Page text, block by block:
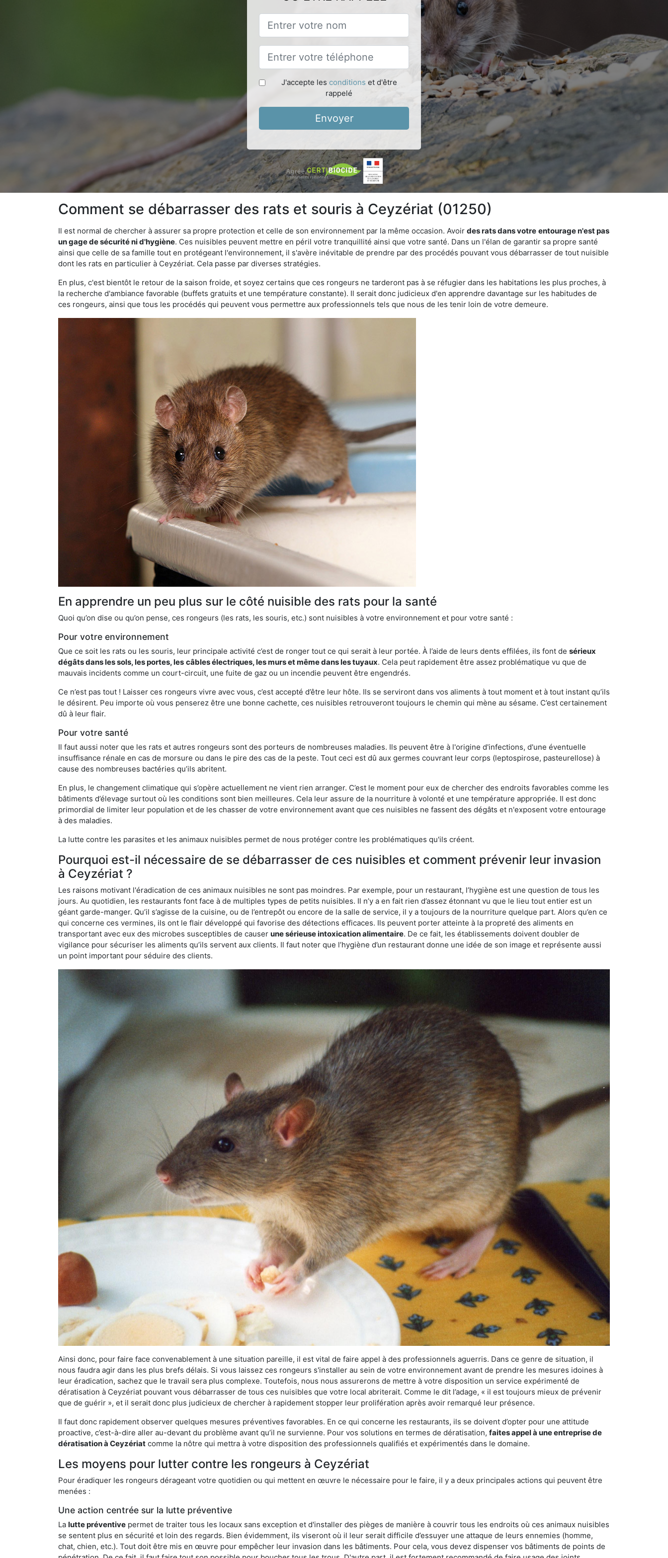
J'accepte les conditions et d'être
rappelé
Envoyer
Comment se débarrasser des rats et souris à Ceyzériat (01250)
Il est normal de chercher à assurer sa propre protection et celle de son environnement par la même occasion. Avoir des rats dans votre entourage n'est pas
un gage de sécurité ni d'hygiène. Ces nuisibles peuvent mettre en péril votre tranquillité ainsi que votre santé. Dans un l'élan de garantir sa propre santé
ainsi que celle de sa famille tout en protégeant l'environnement, il s'avère inévitable de prendre par des procédés pouvant vous débarrasser de tout nuisible
dont les rats en particulier à Ceyzériat. Cela passe par diverses stratégies.
En plus, c'est bientôt le retour de la saison froide, et soyez certains que ces rongeurs ne tarderont pas à se réfugier dans les habitations les plus proches, à
la recherche d'ambiance favorable (buffets gratuits et une température constante). Il serait donc judicieux d'en apprendre davantage sur les habitudes de
ces rongeurs, ainsi que tous les procédés qui peuvent vous permettre aux professionnels tels que nous de les tenir loin de votre demeure.
En apprendre un peu plus sur le côté nuisible des rats pour la santé
Quoi qu’on dise ou qu’on pense, ces rongeurs (les rats, les souris, etc.) sont nuisibles à votre environnement et pour votre santé :
Pour votre environnement
Que ce soit les rats ou les souris, leur principale activité c’est de ronger tout ce qui serait à leur portée. À l’aide de leurs dents effilées, ils font de sérieux
dégâts dans les sols, les portes, les câbles électriques, les murs et même dans les tuyaux. Cela peut rapidement être assez problématique vu que de
mauvais incidents comme un court-circuit, une fuite de gaz ou un incendie peuvent être engendrés.
Ce n’est pas tout ! Laisser ces rongeurs vivre avec vous, c’est accepté d’être leur hôte. Ils se serviront dans vos aliments à tout moment et à tout instant qu’ils
le désirent. Peu importe où vous penserez être une bonne cachette, ces nuisibles retrouveront toujours le chemin qui mène au sésame. C’est certainement
dû à leur flair.
Pour votre santé
Il faut aussi noter que les rats et autres rongeurs sont des porteurs de nombreuses maladies. Ils peuvent être à l'origine d'infections, d'une éventuelle
insuffisance rénale en cas de morsure ou dans le pire des cas de la peste. Tout ceci est dû aux germes couvrant leur corps (leptospirose, pasteurellose) à
cause des nombreuses bactéries qu’ils abritent.
En plus, le changement climatique qui s’opère actuellement ne vient rien arranger. C’est le moment pour eux de chercher des endroits favorables comme les
bâtiments d’élevage surtout où les conditions sont bien meilleures. Cela leur assure de la nourriture à volonté et une température appropriée. Il est donc
primordial de limiter leur population et de les chasser de votre environnement avant que ces nuisibles ne fassent des dégâts et n'exposent votre entourage
à des maladies.
La lutte contre les parasites et les animaux nuisibles permet de nous protéger contre les problématiques qu'ils créent.
Pourquoi est-il nécessaire de se débarrasser de ces nuisibles et comment prévenir leur invasion
à Ceyzériat ?
Les raisons motivant l'éradication de ces animaux nuisibles ne sont pas moindres. Par exemple, pour un restaurant, l’hygiène est une question de tous les
jours. Au quotidien, les restaurants font face à de multiples types de petits nuisibles. Il n’y a en fait rien d’assez étonnant vu que le lieu tout entier est un
géant garde-manger. Qu’il s’agisse de la cuisine, ou de l’entrepôt ou encore de la salle de service, il y a toujours de la nourriture quelque part. Alors qu’en ce
qui concerne ces vermines, ils ont le flair développé qui favorise des détections efficaces. Ils peuvent porter atteinte à la propreté des aliments en
transportant avec eux des microbes susceptibles de causer une sérieuse intoxication alimentaire. De ce fait, les établissements doivent doubler de
vigilance pour sécuriser les aliments qu’ils servent aux clients. Il faut noter que l’hygiène d’un restaurant donne une idée de son image et représente aussi
un point important pour séduire des clients.
Ainsi donc, pour faire face convenablement à une situation pareille, il est vital de faire appel à des professionnels aguerris. Dans ce genre de situation, il
nous faudra agir dans les plus brefs délais. Si vous laissez ces rongeurs s'installer au sein de votre environnement avant de prendre les mesures idoines à
leur éradication, sachez que le travail sera plus complexe. Toutefois, nous nous assurerons de mettre à votre disposition un service expérimenté de
dératisation à Ceyzériat pouvant vous débarrasser de tous ces nuisibles que votre local abriterait. Comme le dit l’adage, « il est toujours mieux de prévenir
que de guérir », et il serait donc plus judicieux de chercher à rapidement stopper leur prolifération après avoir remarqué leur présence.
Il faut donc rapidement observer quelques mesures préventives favorables. En ce qui concerne les restaurants, ils se doivent d’opter pour une attitude
proactive, c’est-à-dire aller au-devant du problème avant qu’il ne survienne. Pour vos solutions en termes de dératisation, faites appel à une entreprise de
dératisation à Ceyzériat comme la nôtre qui mettra à votre disposition des professionnels qualifiés et expérimentés dans le domaine.
Les moyens pour lutter contre les rongeurs à Ceyzériat
Pour éradiquer les rongeurs dérageant votre quotidien ou qui mettent en œuvre le nécessaire pour le faire, il y a deux principales actions qui peuvent être
menées :
Une action centrée sur la lutte préventive
La lutte préventive permet de traiter tous les locaux sans exception et d'installer des pièges de manière à couvrir tous les endroits où ces animaux nuisibles
se sentent plus en sécurité et loin des regards. Bien évidemment, ils viseront où il leur serait difficile d’essuyer une attaque de leurs ennemies (homme,
chat, chien, etc.). Tout doit être mis en œuvre pour empêcher leur invasion dans les bâtiments. Pour cela, vous devez dispenser vos bâtiments de points de